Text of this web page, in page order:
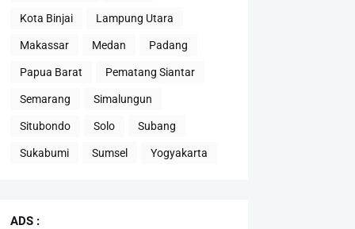
Kota Binjai Lampung Utara
Makassar Medan Padang
Papua Barat Pematang Siantar
Semarang Simalungun
Situbondo Solo Subang
Sukabumi Sumsel Yogyakarta
ADS :